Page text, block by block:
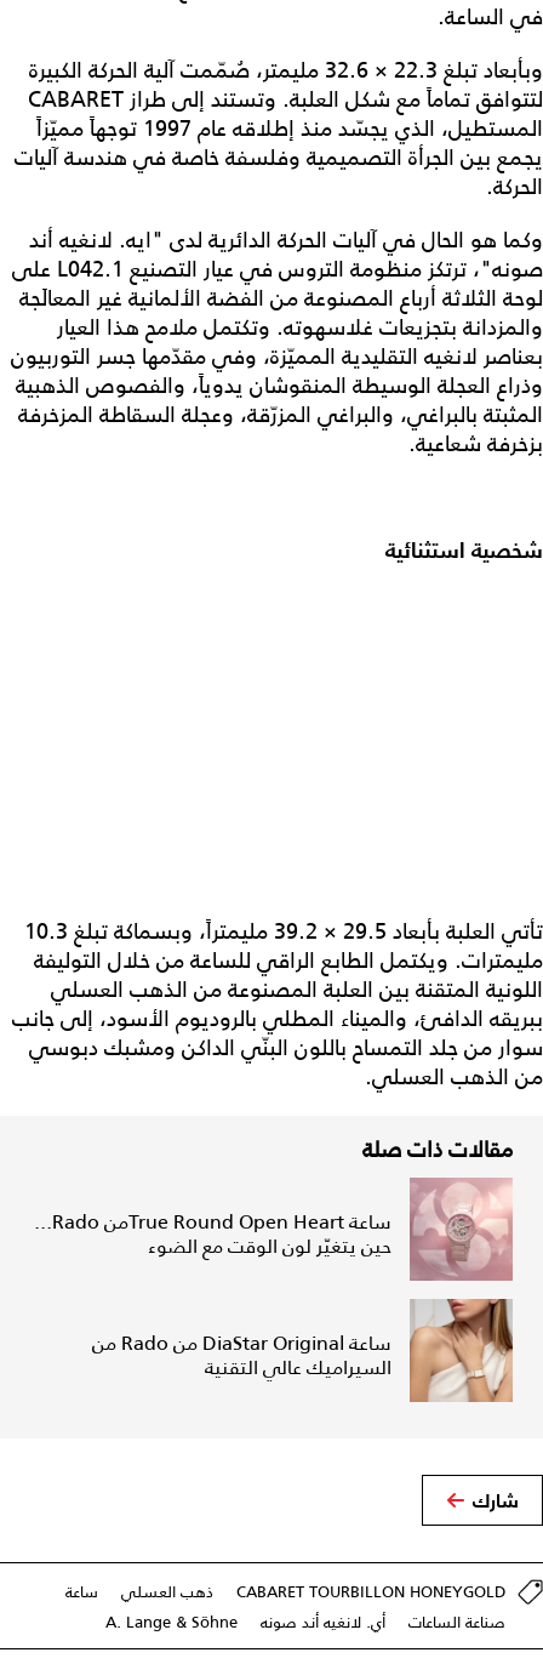
في الساعة.
وبأبعاد تبلغ 22.3 × 32.6 مليمتر، صُمّمت آلية الحركة الكبيرة
لتتوافق تماماً مع شكل العلبة. وتستند إلى طراز CABARET
المستطيل، الذي يجسّد منذ إطلاقه عام 1997 توجهاً مميّزاً
يجمع بين الجرأة التصميمية وفلسفة خاصة في هندسة آليات
الحركة.
وكما هو الحال في آليات الحركة الدائرية لدى "ايه. لانغيه أند
صونه"، ترتكز منظومة التروس في عيار التصنيع L042.1 على
لوحة الثلاثة أرباع المصنوعة من الفضة الألمانية غير المعالَجة
والمزدانة بتجزيعات غلاسهوته. وتكتمل ملامح هذا العيار
بعناصر لانغيه التقليدية المميّزة، وفي مقدّمها جسر التوربيون
وذراع العجلة الوسيطة المنقوشان يدوياً، والفصوص الذهبية
المثبتة بالبراغي، والبراغي المزرّقة، وعجلة السقاطة المزخرفة
بزخرفة شعاعية.
شخصية استثنائية
تأتي العلبة بأبعاد 29.5 × 39.2 مليمتراً، وبسماكة تبلغ 10.3
مليمترات. ويكتمل الطابع الراقي للساعة من خلال التوليفة
اللونية المتقنة بين العلبة المصنوعة من الذهب العسلي
ببريقه الدافئ، والميناء المطلي بالروديوم الأسود، إلى جانب
سوار من جلد التمساح باللون البنّي الداكن ومشبك دبوسي
من الذهب العسلي.
مقالات ذات صلة
ساعة True Round Open Heartمن Rado...
حين يتغيّر لون الوقت مع الضوء
ساعة DiaStar Original من Rado من
السيراميك عالي التقنية
شارك
CABARET TOURBILLON HONEYGOLD ذهب العسلي
ساعة
صناعة الساعات
أي. لانغيه أند صونه A. Lange & Söhne